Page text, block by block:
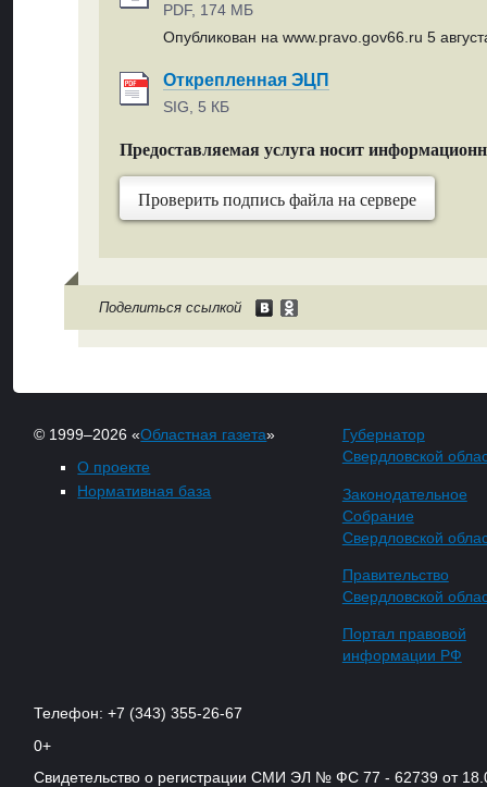
PDF, 174 МБ
Опубликован на www.pravo.gov66.ru 5
Открепленная ЭЦП
SIG, 5 КБ
Предоставляемая услуга носит
Проверить подпись файла на сервере
Поделиться ссылкой
© 1999–2026 «Областная газета»
О проекте
Нормативная база
Губернатор
Свердловской
Законодательное
Собрание
Свердловской
Правительство
Свердловской
Портал правовой
информации РФ
Телефон: +7 (343) 355-26-67
0+
Свидетельство о регистрации СМИ ЭЛ № ФС 77 - 62739 от